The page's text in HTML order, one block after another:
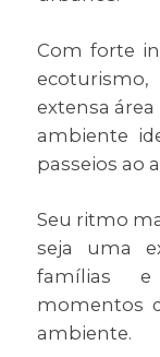
Com forte
extensa
ambiente
passeios ao
Seu ritmo
seja uma
famílias e
momentos
ambiente.